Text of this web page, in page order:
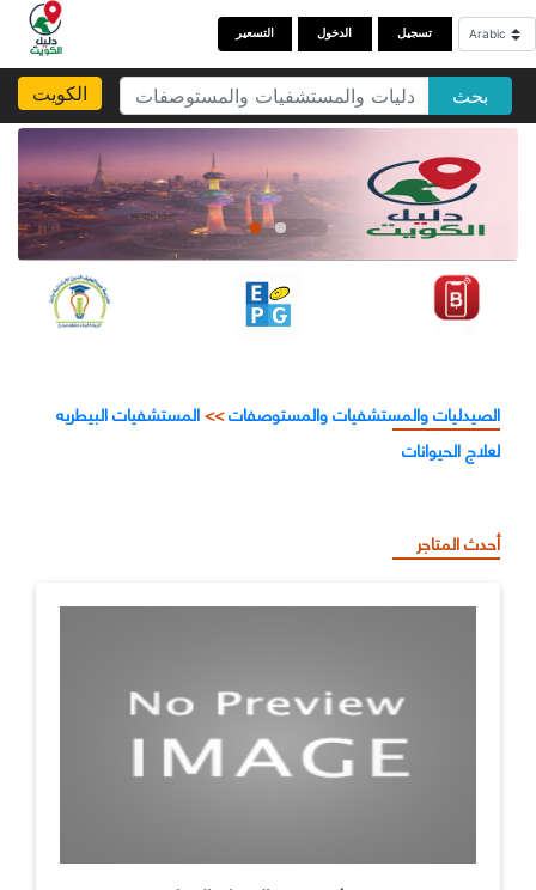
التسعير الدخول تسجيل
الكويت بحث
الصيدليات والمستشفيات والمستوصفات>>المستشفيات البيطريه
لعلاج الحيوانات
أحدث المتاجر